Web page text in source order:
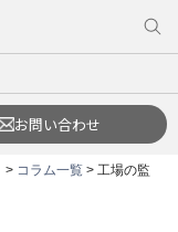
お問い合わせ
> コラム一覧 > 工場の監